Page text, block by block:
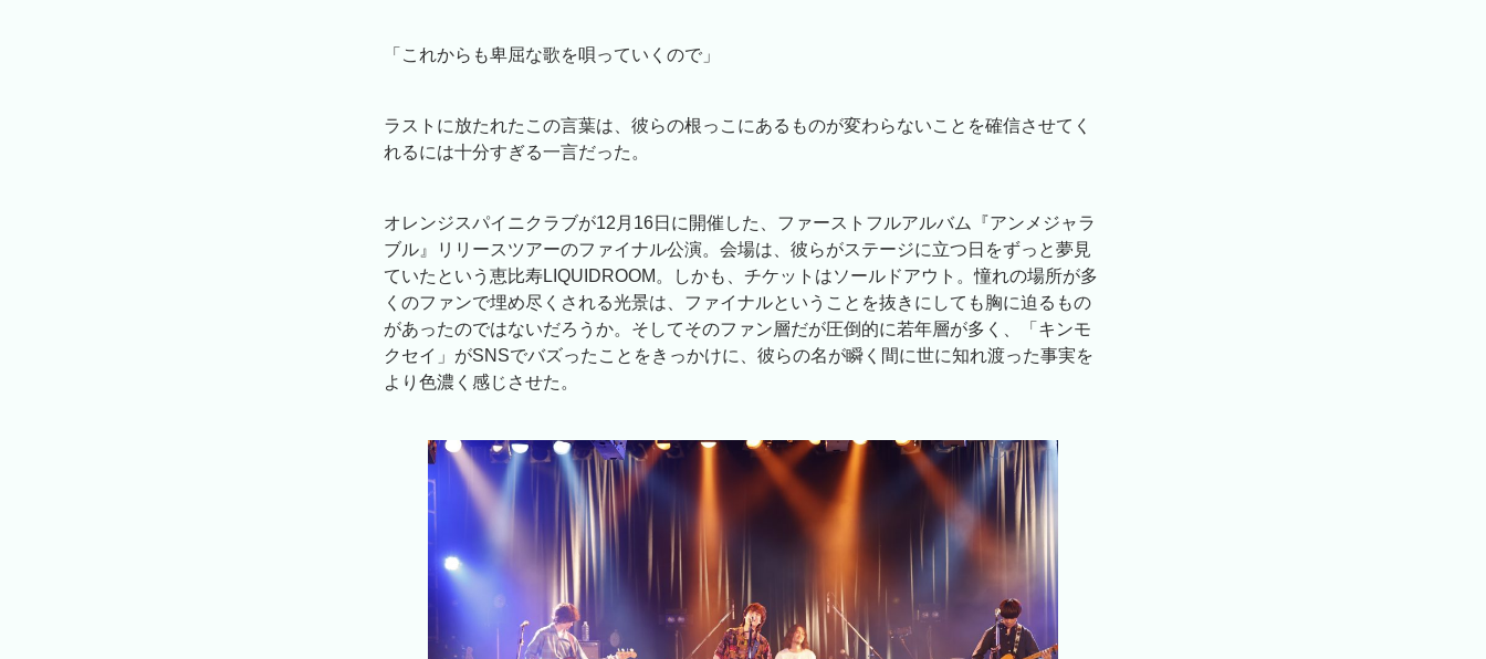
「これからも卑屈な歌を唄っていくので」
ラストに放たれたこの言葉は、彼らの根っこにあるものが変わらないことを確信させてく
れるには十分すぎる一言だった。
オレンジスパイニクラブが12月16日に開催した、ファーストフルアルバム『アンメジャラ
ブル』リリースツアーのファイナル公演。会場は、彼らがステージに立つ日をずっと夢見
ていたという恵比寿LIQUIDROOM。しかも、チケットはソールドアウト。憧れの場所が多
くのファンで埋め尽くされる光景は、ファイナルということを抜きにしても胸に迫るもの
があったのではないだろうか。そしてそのファン層だが圧倒的に若年層が多く、「キンモ
クセイ」がSNSでバズったことをきっかけに、彼らの名が瞬く間に世に知れ渡った事実を
より色濃く感じさせた。